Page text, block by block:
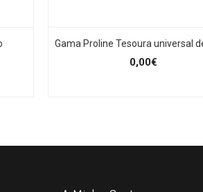
Gama Proline Tesoura universal
0,00€